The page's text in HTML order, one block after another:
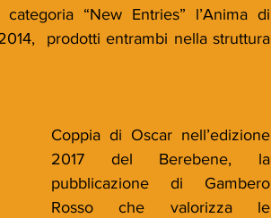
“New Entries” l’Anima di
prodotti entrambi nella struttura
Coppia di Oscar nell’edizione
2017 del Berebene, la
pubblicazione di Gambero
Rosso che valorizza le